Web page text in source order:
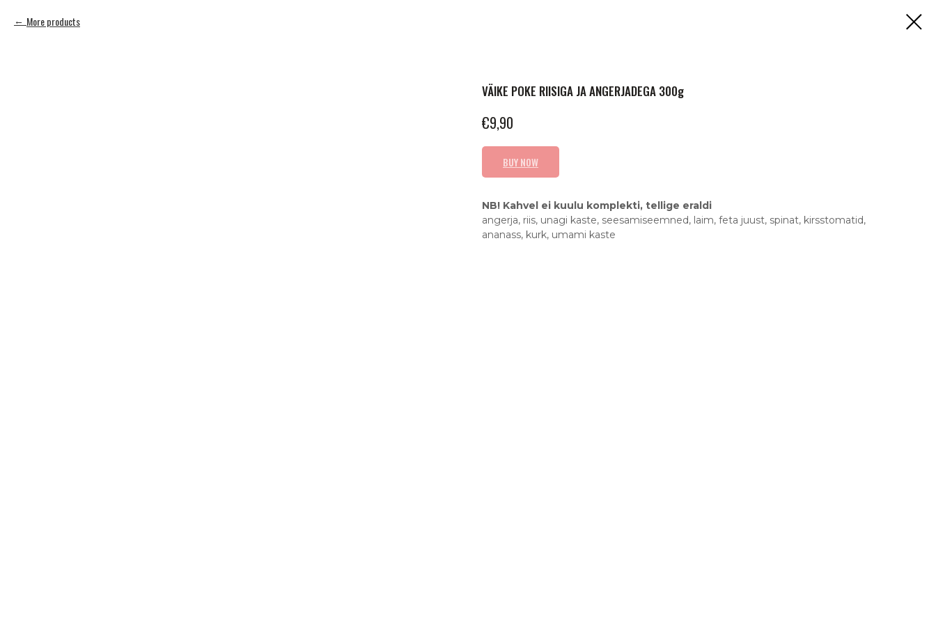
More products
VÄIKE POKE RIISIGA JA ANGERJADEGA 300g
€9,90
BUY NOW
NB! Kahvel ei kuulu komplekti, tellige eraldi
angerja, riis, unagi kaste, seesamiseemned, laim, feta juust, spinat, kirsstomatid,
ananass, kurk, umami kaste